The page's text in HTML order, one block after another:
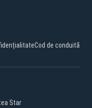
Cod de conduită
Star